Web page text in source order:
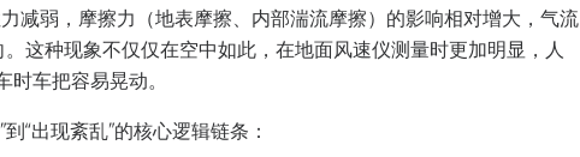
减弱，摩擦力（地表摩擦、内部湍流摩擦）的影响相对增大，气流
这种现象不仅仅在空中如此，在地面风速仪测量时更加明显，人
车把容易晃动。
“出现紊乱”的核心逻辑链条：